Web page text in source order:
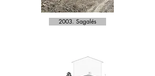
2003. Sagalés